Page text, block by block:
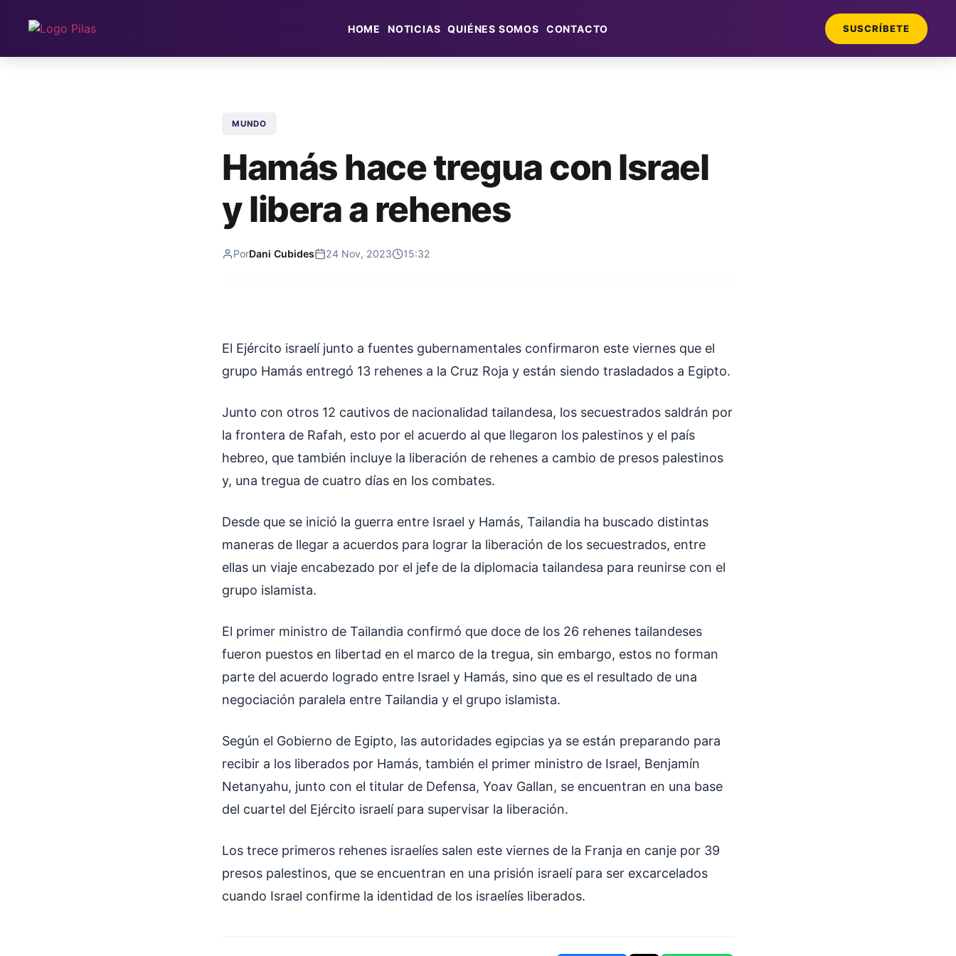
HOME NOTICIAS QUIÉNES SOMOS CONTACTO SUSCRÍBETE
MUNDO
Hamás hace tregua con Israel
y libera a rehenes
PorDani Cubides 24 Nov, 2023 15:32
El Ejército israelí junto a fuentes gubernamentales confirmaron este viernes que el
grupo Hamás entregó 13 rehenes a la Cruz Roja y están siendo trasladados a Egipto.
Junto con otros 12 cautivos de nacionalidad tailandesa, los secuestrados saldrán por
la frontera de Rafah, esto por el acuerdo al que llegaron los palestinos y el país
hebreo, que también incluye la liberación de rehenes a cambio de presos palestinos
y, una tregua de cuatro días en los combates.
Desde que se inició la guerra entre Israel y Hamás, Tailandia ha buscado distintas
maneras de llegar a acuerdos para lograr la liberación de los secuestrados, entre
ellas un viaje encabezado por el jefe de la diplomacia tailandesa para reunirse con el
grupo islamista.
El primer ministro de Tailandia confirmó que doce de los 26 rehenes tailandeses
fueron puestos en libertad en el marco de la tregua, sin embargo, estos no forman
parte del acuerdo logrado entre Israel y Hamás, sino que es el resultado de una
negociación paralela entre Tailandia y el grupo islamista.
Según el Gobierno de Egipto, las autoridades egipcias ya se están preparando para
recibir a los liberados por Hamás, también el primer ministro de Israel, Benjamín
Netanyahu, junto con el titular de Defensa, Yoav Gallan, se encuentran en una base
del cuartel del Ejército israelí para supervisar la liberación.
Los trece primeros rehenes israelíes salen este viernes de la Franja en canje por 39
presos palestinos, que se encuentran en una prisión israelí para ser excarcelados
cuando Israel confirme la identidad de los israelíes liberados.